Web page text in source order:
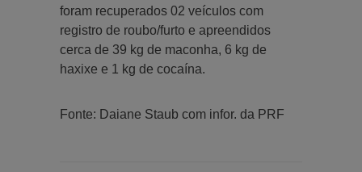
foram recuperados 02 veículos com
registro de roubo/furto e apreendidos
cerca de 39 kg de maconha, 6 kg de
haxixe e 1 kg de cocaína.
Fonte: Daiane Staub com infor. da PRF